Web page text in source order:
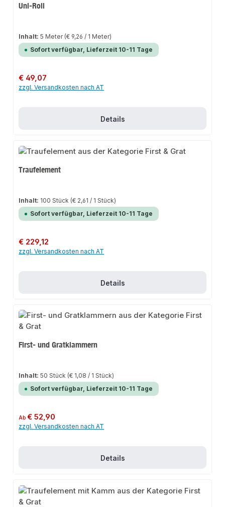
Uni-Roll
Inhalt:5 Meter (€ 9,26 / 1 Meter)
Sofort verfügbar, Lieferzeit 10-11 Tage
Regulärer Preis:
€ 49,07
zzgl. Versandkosten nach AT
Details
Traufelement
Inhalt: 100 Stück (€ 2,61 / 1 Stück)
Sofort verfügbar, Lieferzeit 10-11 Tage
Regulärer Preis:
€ 229,12
zzgl. Versandkosten nach AT
Details
First- und Gratklammern
Inhalt:50 Stück (€ 1,08 / 1 Stück)
Sofort verfügbar, Lieferzeit 10-11 Tage
Regulärer Preis:
Ab€ 52,90
zzgl. Versandkosten nach AT
Details